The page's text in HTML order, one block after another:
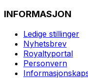
INFORMASJON
Ledige stillinger
Nyhetsbrev
Royaltyportal
Personvern